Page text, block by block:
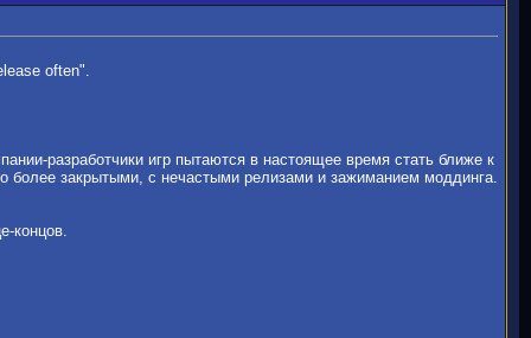
often".
разработчики игр пытаются в настоящее время стать ближе к
более закрытыми, с нечастыми релизами и зажиманием моддинга.
концов.